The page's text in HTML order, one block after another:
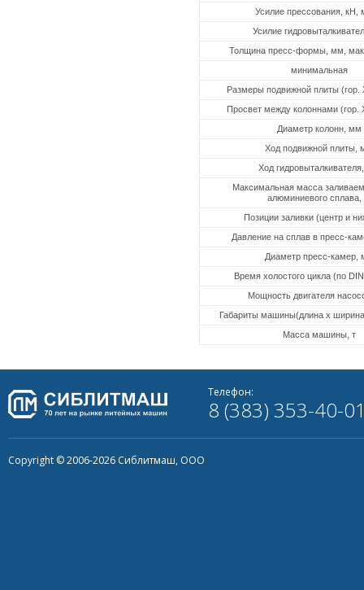
Усилие прессования, кН,
Усилие
Толщина пресс-формы, мм,
минимальная
Размеры подвижной плиты (гор.
Просвет между колоннами (гор.
Диаметр колонн, мм
Ход подвижной плиты,
Ход
Максимальная масса
алюминиевого сплава,
Позиции заливки (центр и
Давление на сплав в пресс-
Диаметр пресс-камер,
Время холостого цикла (по
Мощность двигателя
Габариты машины(длина х
Масса машины, т
Телефон:
8 (383) 353-40-
Copyright © 2006-2026 Сиблитмаш, ООО